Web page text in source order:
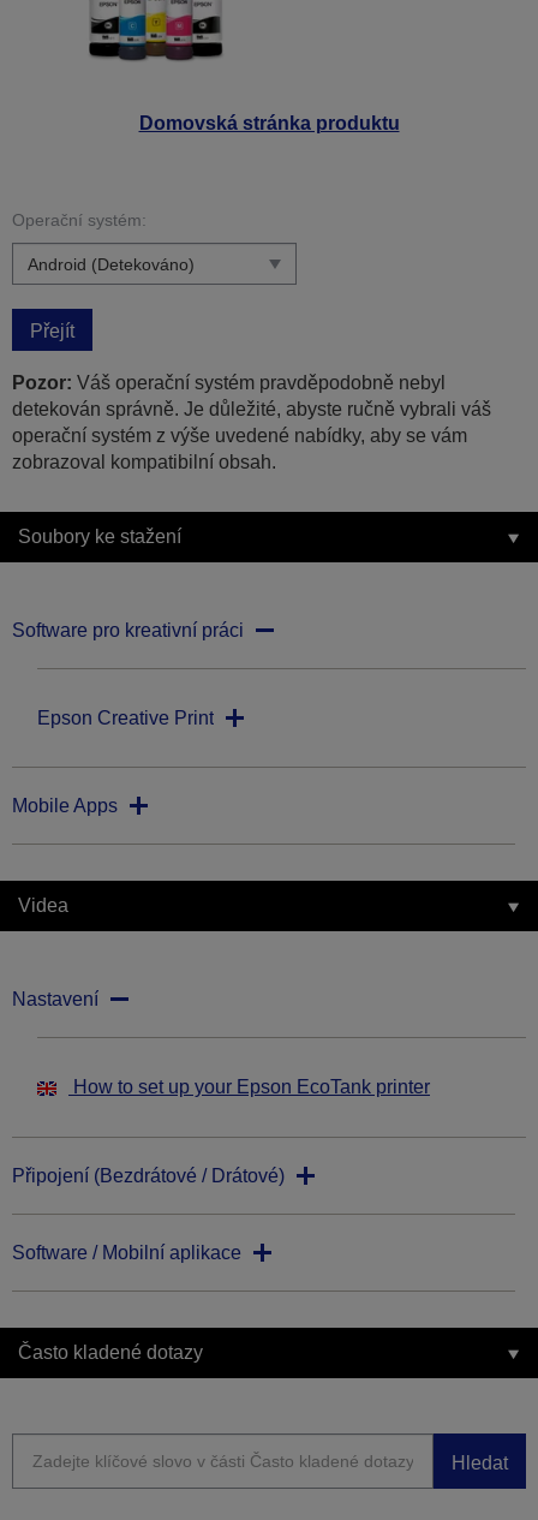
Domovská stránka produktu
Operační systém:
Přejít
Pozor: Váš operační systém pravděpodobně nebyl
detekován správně. Je důležité, abyste ručně vybrali váš
operační systém z výše uvedené nabídky, aby se vám
zobrazoval kompatibilní obsah.
Soubory ke stažení
Software pro kreativní práci
Epson Creative Print
Mobile Apps
Videa
Nastavení
How to set up your Epson EcoTank printer
Připojení (Bezdrátové / Drátové)
Software / Mobilní aplikace
Často kladené dotazy
Hledat